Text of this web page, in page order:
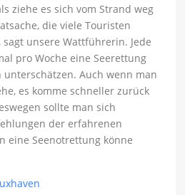
ziehe es sich vom Strand weg
die viele Touristen
unsere Wattführerin. Jede
pro Woche eine Seerettung
unterschätzen. Auch wenn man
es komme schneller zurück
sollte man sich
der erfahrenen
eine Seenotrettung könne